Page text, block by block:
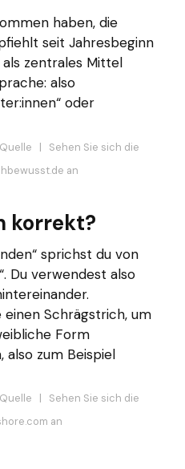
haben, die
seit Jahresbeginn
zentrales Mittel
also
oder
| Sehen Sie sich die
an
korrekt?
sprichst du von
Du verwendest also
Schrägstrich, um
Form
also zum Beispiel
| Sehen Sie sich die
an